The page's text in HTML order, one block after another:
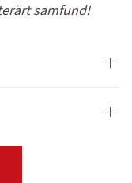
samfund!